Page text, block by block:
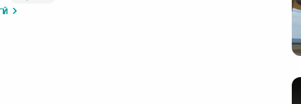
талаар мэдээлэл түгээх хэсэг, зочдоо угтаж, үдэж буй